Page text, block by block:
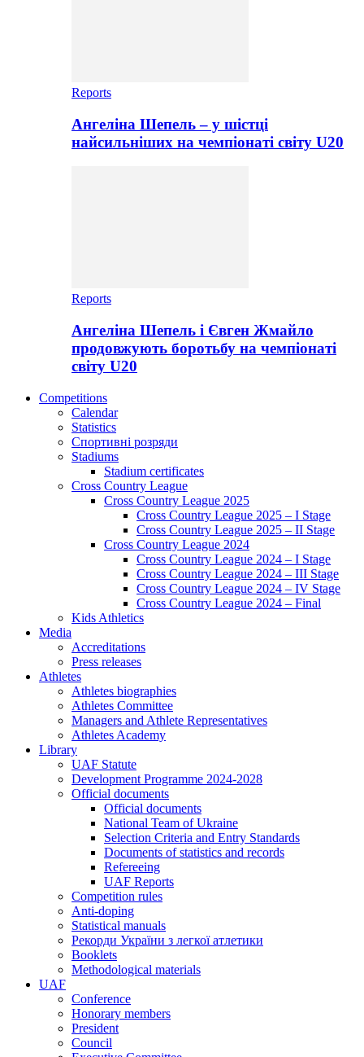
Reports
Ангеліна Шепель – у шістці
найсильніших на чемпіонаті світу U20
Reports
Ангеліна Шепель і Євген Жмайло
продовжують боротьбу на чемпіонаті
світу U20
Competitions
Calendar
Statistics
Спортивні розряди
Stadiums
Stadium certificates
Cross Country League
Cross Country League 2025
Cross Country League 2025 – I Stage
Cross Country League 2025 – II Stage
Cross Country League 2024
Cross Country League 2024 – I Stage
Cross Country League 2024 – III Stage
Cross Country League 2024 – IV Stage
Cross Country League 2024 – Final
Kids Athletics
Media
Accreditations
Press releases
Athletes
Athletes biographies
Athletes Committee
Managers and Athlete Representatives
Athletes Academy
Library
UAF Statute
Development Programme 2024-2028
Official documents
Official documents
National Team of Ukraine
Selection Criteria and Entry Standards
Documents of statistics and records
Refereeing
UAF Reports
Competition rules
Anti-doping
Statistical manuals
Рекорди України з легкої атлетики
Booklets
Methodological materials
UAF
Conference
Honorary members
President
Council